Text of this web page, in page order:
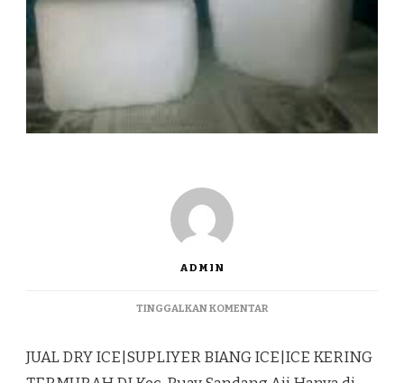
ADMIN
TINGGALKAN KOMENTARPADA
ICE|SUPLIYER
BIANG
JUAL DRY ICE|SUPLIYER BIANG ICE|ICE KERING